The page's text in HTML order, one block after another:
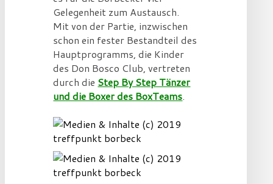
Gelegenheit zum Austausch.
Mit von der Partie, inzwischen
schon ein fester Bestandteil des
Hauptprogramms, die Kinder
des Don Bosco Club, vertreten
durch die Step By Step Tänzer
und die Boxer des BoxTeams.